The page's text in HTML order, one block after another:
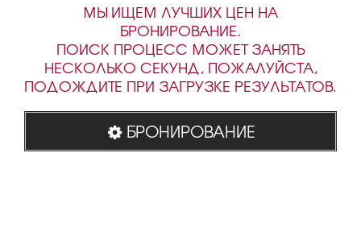
МЫ ИЩЕМ ЛУЧШИХ ЦЕН НА
БРОНИРОВАНИЕ.
ПОИСК ПРОЦЕСС МОЖЕТ ЗАНЯТЬ
НЕСКОЛЬКО СЕКУНД, ПОЖАЛУЙСТА,
ПОДОЖДИТЕ ПРИ ЗАГРУЗКЕ РЕЗУЛЬТАТОВ.
БРОНИРОВАНИЕ